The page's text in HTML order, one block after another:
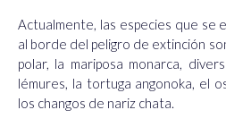
Actualmente, las especies que se
al borde del peligro de extinción
polar, la mariposa monarca,
lémures, la tortuga angonoka, el
los changos de nariz chata.